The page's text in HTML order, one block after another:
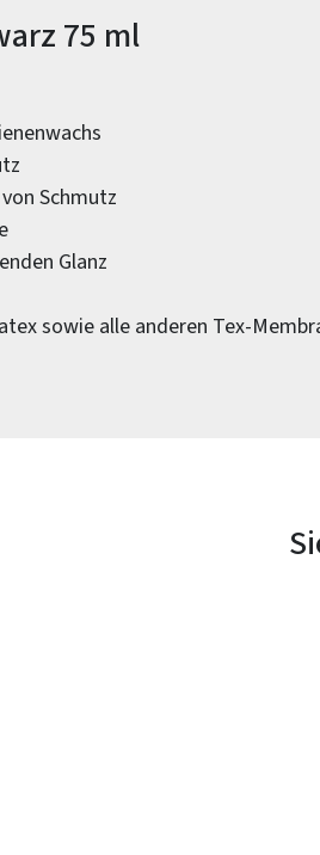
75 ml
Schmutz
Glanz
sowie alle anderen Tex-